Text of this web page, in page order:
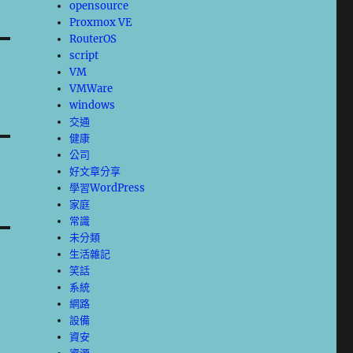
opensource
Proxmox VE
RouterOS
script
VM
VMWare
windows
交通
健康
公司
好文章分享
學習WordPress
家庭
常識
未分類
生活雜記
笑話
系統
網路
設備
資安